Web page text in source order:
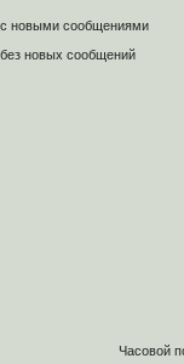
новыми сообщениями
новых сообщений
Часовой